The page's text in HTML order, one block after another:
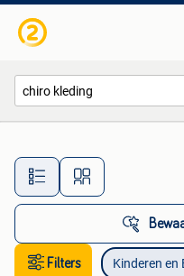
Alle
Filters Kinderen en